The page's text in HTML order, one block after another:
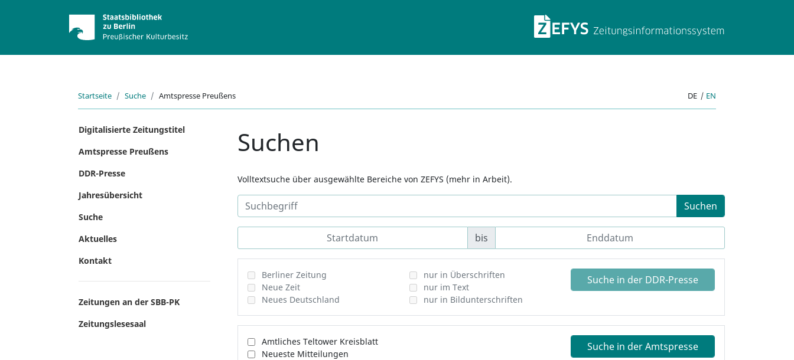
ZEFYS
Startseite Suche Amtspresse Preußens DE | EN
Digitalisierte Zeitungstitel
Amtspresse Preußens
DDR-Presse
Jahresübersicht
Suche
Aktuelles
Kontakt
Zeitungen an der SBB-PK
Zeitungslesesaal
Suchen
Volltextsuche über ausgewählte Bereiche von ZEFYS (mehr in Arbeit).
Suchen
bis
Berliner Zeitung
Neue Zeit
Neues Deutschland
nur in Überschriften
nur im Text
nur in Bildunterschriften
Suche in der DDR-Presse
Amtliches Teltower Kreisblatt
Neueste Mitteilungen
Suche in der Amtspresse